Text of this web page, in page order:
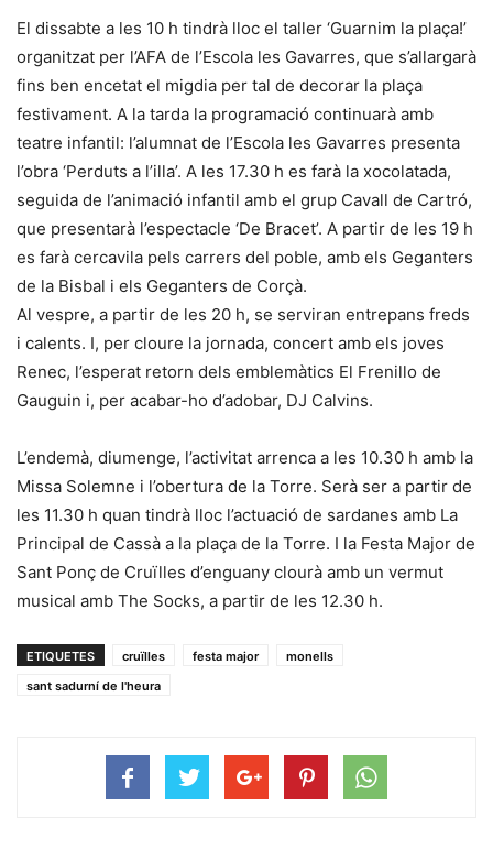
El dissabte a les 10 h tindrà lloc el taller ‘Guarnim la plaça!’
organitzat per l’AFA de l’Escola les Gavarres, que s’allargarà
fins ben encetat el migdia per tal de decorar la plaça
festivament. A la tarda la programació continuarà amb
teatre infantil: l’alumnat de l’Escola les Gavarres presenta
l’obra ‘Perduts a l’illa’. A les 17.30 h es farà la xocolatada,
seguida de l’animació infantil amb el grup Cavall de Cartró,
que presentarà l’espectacle ‘De Bracet’. A partir de les 19 h
es farà cercavila pels carrers del poble, amb els Geganters
de la Bisbal i els Geganters de Corçà.
Al vespre, a partir de les 20 h, se serviran entrepans freds
i calents. I, per cloure la jornada, concert amb els joves
Renec, l’esperat retorn dels emblemàtics El Frenillo de
Gauguin i, per acabar-ho d’adobar, DJ Calvins.
L’endemà, diumenge, l’activitat arrenca a les 10.30 h amb la
Missa Solemne i l’obertura de la Torre. Serà ser a partir de
les 11.30 h quan tindrà lloc l’actuació de sardanes amb La
Principal de Cassà a la plaça de la Torre. I la Festa Major de
Sant Ponç de Cruïlles d’enguany clourà amb un vermut
musical amb The Socks, a partir de les 12.30 h.
ETIQUETES cruïlles festa major
monells
sant sadurní de l'heura